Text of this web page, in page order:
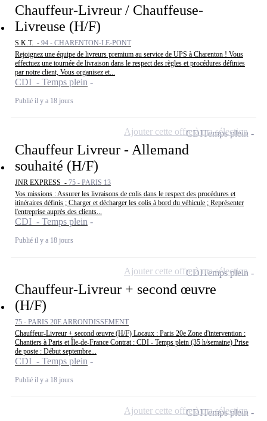
Chauffeur-Livreur / Chauffeuse-
Livreuse (H/F)
S.K.T. - 94 - CHARENTON-LE-PONT
Rejoignez une équipe de livreurs premium au service de UPS à Charenton ! Vous
effectuez une tournée de livraison dans le respect des règles et procédures définies
par notre client, Vous organisez et...
CDI - Temps plein
Publié il y a 18 jours
Chauffeur Livreur - Allemand
souhaité (H/F)
JNR EXPRESS - 75 - PARIS 13
Vos missions : Assurer les livraisons de colis dans le respect des procédures et
itinéraires définis ; Charger et décharger les colis à bord du véhicule ; Représenter
l'entreprise auprès des clients...
CDI - Temps plein
Publié il y a 18 jours
CDITemps plein
Ajouter cette offre à ma sélection
Chauffeur-Livreur + second œuvre
(H/F)
75 - PARIS 20E ARRONDISSEMENT
Chauffeur-Livreur + second œuvre (H/F) Locaux : Paris 20e Zone d'intervention :
Chantiers à Paris et Île-de-France Contrat : CDI - Temps plein (35 h/semaine) Prise
de poste : Début septembre...
CDI - Temps plein
Publié il y a 18 jours
CDITemps plein
Ajouter cette offre à ma sélection
CDITemps plein
Ajouter cette offre à ma sélection